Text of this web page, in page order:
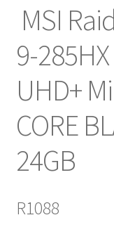
MSI
9-
UHD+
CORE
24GB
R1088